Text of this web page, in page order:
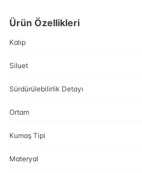
Ürün Özellikleri
Kalıp
Siluet
Sürdürülebilirlik Detayı
Ortam
Kumaş Tipi
Materyal